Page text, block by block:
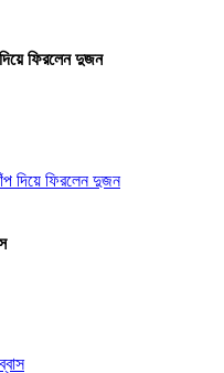
ফিরলেন দুজন